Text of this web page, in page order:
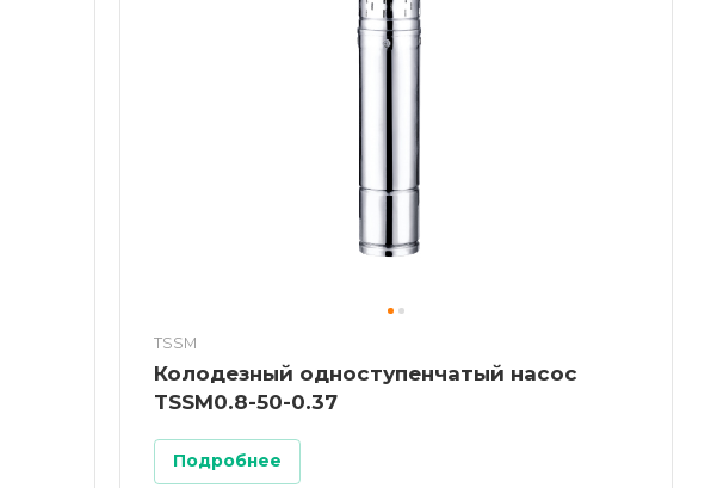
TSSM
Колодезный одноступенчатый насос
TSSM0.8-50-0.37
Подробнее